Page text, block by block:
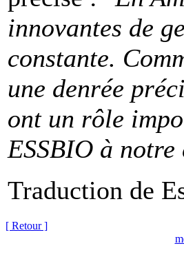
innovantes de
constante.
une denrée
ont un rôle
ESSBIO à
Traduction de
[ Retour ]